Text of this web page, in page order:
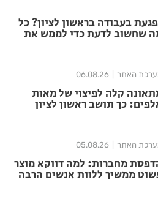
בעבודה בראשון לציון? כל
שחשוב לדעת כדי לממש את
האתר 06.08.26
קלה לפיצוי של מאות
כך תושב ראשון לציון
האתר 05.08.26
מחברות: למה דווקא מוצר
ממשיך ללוות אנשים הרבה